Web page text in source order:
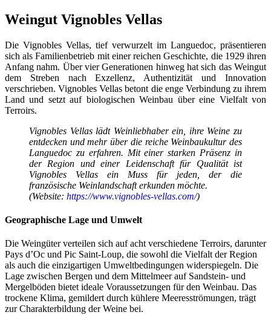
Weingut Vignobles Vellas
Die Vignobles Vellas, tief verwurzelt im Languedoc, präsentieren
sich als Familienbetrieb mit einer reichen Geschichte, die 1929 ihren
Anfang nahm. Über vier Generationen hinweg hat sich das Weingut
dem Streben nach Exzellenz, Authentizität und Innovation
verschrieben. Vignobles Vellas betont die enge Verbindung zu ihrem
Land und setzt auf biologischen Weinbau über eine Vielfalt von
Terroirs.
Vignobles Vellas lädt Weinliebhaber ein, ihre Weine zu
entdecken und mehr über die reiche Weinbaukultur des
Languedoc zu erfahren. Mit einer starken Präsenz in
der Region und einer Leidenschaft für Qualität ist
Vignobles Vellas ein Muss für jeden, der die
französische Weinlandschaft erkunden möchte.
(Website: https://www.vignobles-vellas.com/)
Geographische Lage und Umwelt
Die Weingüter verteilen sich auf acht verschiedene Terroirs, darunter
Pays d’Oc und Pic Saint-Loup, die sowohl die Vielfalt der Region
als auch die einzigartigen Umweltbedingungen widerspiegeln. Die
Lage zwischen Bergen und dem Mittelmeer auf Sandstein- und
Mergelböden bietet ideale Voraussetzungen für den Weinbau. Das
trockene Klima, gemildert durch kühlere Meeresströmungen, trägt
zur Charakterbildung der Weine bei.